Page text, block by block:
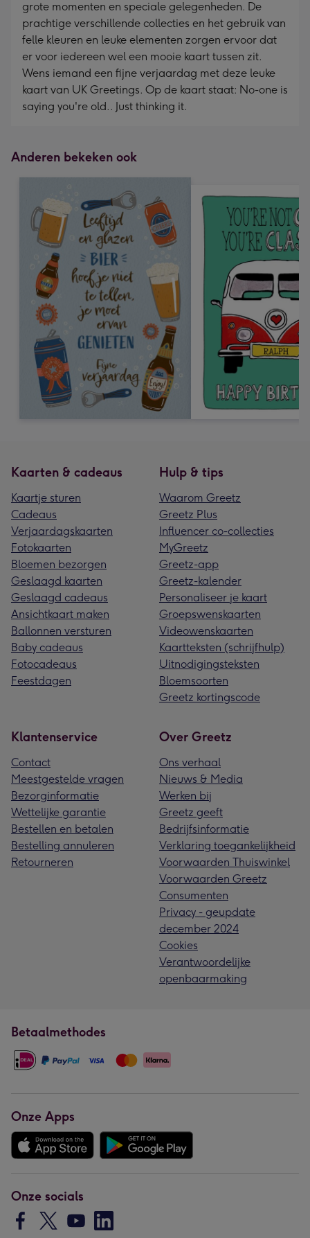
grote momenten en speciale gelegenheden. De
prachtige verschillende collecties en het gebruik van
felle kleuren en leuke elementen zorgen ervoor dat
er voor iedereen wel een mooie kaart tussen zit.
Wens iemand een fijne verjaardag met deze leuke
kaart van UK Greetings. Op de kaart staat: No-one is
saying you're old.. Just thinking it.
Anderen bekeken ook
Kaarten & cadeaus
Kaartje sturen
Cadeaus
Verjaardagskaarten
Fotokaarten
Bloemen bezorgen
Geslaagd kaarten
Geslaagd cadeaus
Ansichtkaart maken
Ballonnen versturen
Baby cadeaus
Fotocadeaus
Feestdagen
Hulp & tips
Waarom Greetz
Greetz Plus
Influencer co-collecties
MyGreetz
Greetz-app
Greetz-kalender
Personaliseer je kaart
Groepswenskaarten
Videowenskaarten
Kaartteksten (schrijfhulp)
Uitnodigingsteksten
Bloemsoorten
Greetz kortingscode
Klantenservice
Contact
Meestgestelde vragen
Bezorginformatie
Wettelijke garantie
Bestellen en betalen
Bestelling annuleren
Retourneren
Over Greetz
Ons verhaal
Nieuws & Media
Werken bij
Greetz geeft
Bedrijfsinformatie
Verklaring toegankelijkheid
Voorwaarden Thuiswinkel
Voorwaarden Greetz
Consumenten
Privacy - geupdate
december 2024
Cookies
Verantwoordelijke
openbaarmaking
Betaalmethodes
Onze Apps
Onze socials